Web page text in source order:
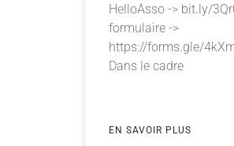
HelloAsso -> bit.ly/
formulaire ->
https://forms.gle/
Dans le cadre
EN SAVOIR PLUS